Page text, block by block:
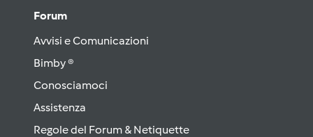
Forum
Avvisi e Comunicazioni
Bimby ®
Conosciamoci
Assistenza
Regole del Forum & Netiquette